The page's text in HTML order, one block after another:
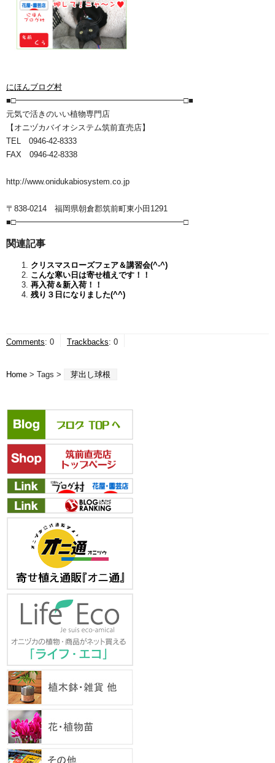
にほんブログ村
■□━━━━━━━━━━━━━━━━━━━━━□■
元気で活きのいい植物専門店
【オニヅカバイオシステム筑前直売店】
TEL 0946-42-8333
FAX 0946-42-8338
http://www.onidukabiosystem.co.jp
〒838-0214 福岡県朝倉郡筑前町東小田1291
■□━━━━━━━━━━━━━━━━━━━━━□
関連記事
クリスマスローズフェア＆講習会(^-^)
こんな寒い日は寄せ植えです！！
再入荷＆新入荷！！
残り３日になりました(^^)
Comments: 0 Trackbacks: 0
Home > Tags > 芽出し球根